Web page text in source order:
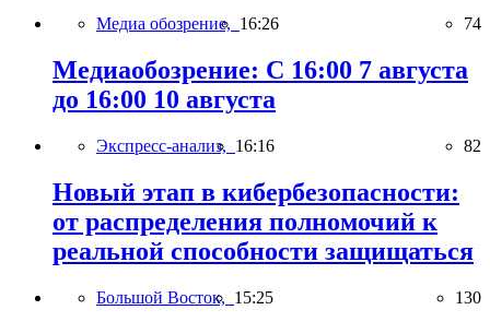
Медиа обозрение, 16:26 74
Медиаобозрение: С 16:00 7 августа
до 16:00 10 августа
Экспресс-анализ, 16:16 82
Новый этап в кибербезопасности:
от распределения полномочий к
реальной способности защищаться
Большой Восток, 15:25 130